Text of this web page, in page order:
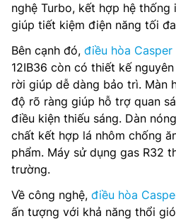
nghệ Turbo, kết hợp hệ thống
giúp tiết kiệm điện năng tối
Bên cạnh đó, điều hòa Casper
12IB36 còn có thiết kế
rời giúp dễ dàng bảo trì. Màn
độ rõ ràng giúp hỗ trợ quan
điều kiện thiếu sáng. Dàn
chất kết hợp lá nhôm chống
phẩm. Máy sử dụng gas R32
trường.
Về công nghệ, điều hòa
ấn tượng với khả năng thổi